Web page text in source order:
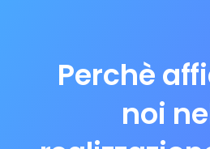
Perchè
noi